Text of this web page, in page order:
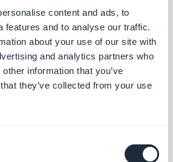
content and ads, to
features and to analyse our traffic.
about your use of our site with
and analytics partners who
information that you’ve
they’ve collected from your use
Sie die Verbindung mit
damit Ihre Inhalte in Ihrer
werden